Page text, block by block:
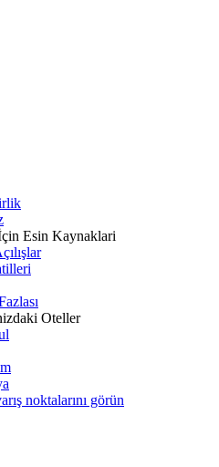
Esin Kaynaklari
Oteller
noktalarını görün